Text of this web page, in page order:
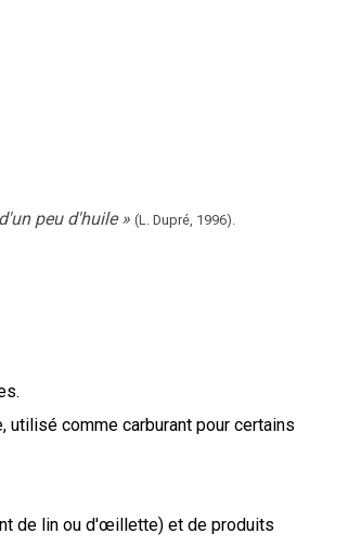
peu d'huile » (L. Dupré, 1996).
utilisé comme carburant pour certains
de lin ou d'œillette) et de produits